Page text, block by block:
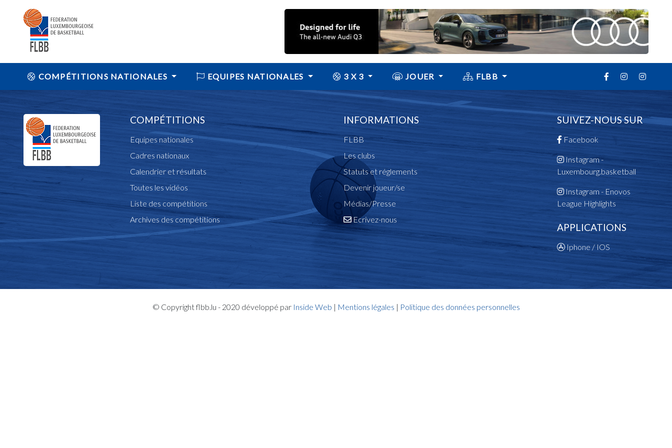
COMPÉTITIONS NATIONALES EQUIPES NATIONALES 3 X 3 JOUER FLBB
COMPÉTITIONS
Equipes nationales
Cadres nationaux
Calendrier et résultats
Toutes les vidéos
Liste des compétitions
Archives des compétitions
INFORMATIONS
FLBB
Les clubs
Statuts et réglements
Devenir joueur/se
Médias/Presse
Ecrivez-nous
SUIVEZ-NOUS SUR
Facebook
Instagram -
Luxembourg.basketball
Instagram - Enovos
League Highlights
APPLICATIONS
Iphone / IOS
© Copyright flbb.lu - 2020 développé par Inside Web | Mentions légales | Politique des données personnelles